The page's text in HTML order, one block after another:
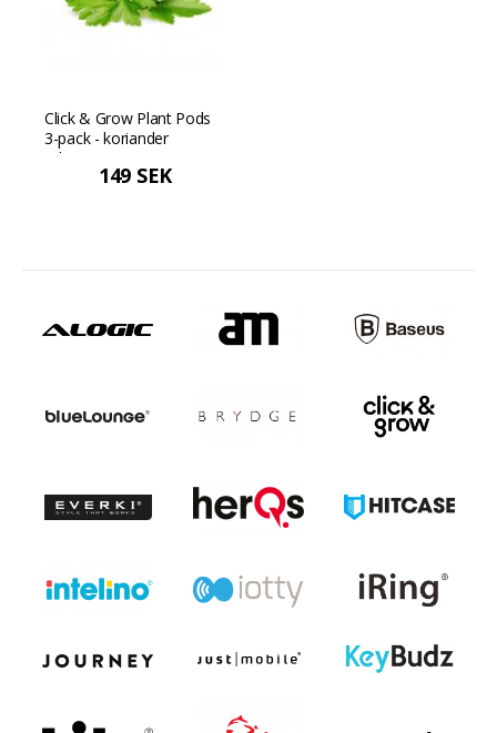
Click & Grow Plant Pods
3-pack - koriander
(cilantro)
149 SEK